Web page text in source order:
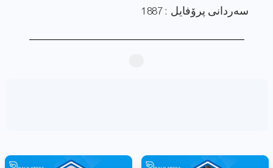
سەردانی پرۆفایل : 1887